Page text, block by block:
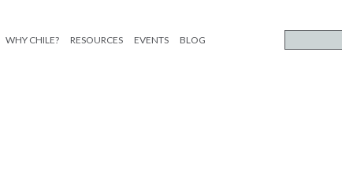
WHY CHILE? RESOURCES EVENTS BLOG